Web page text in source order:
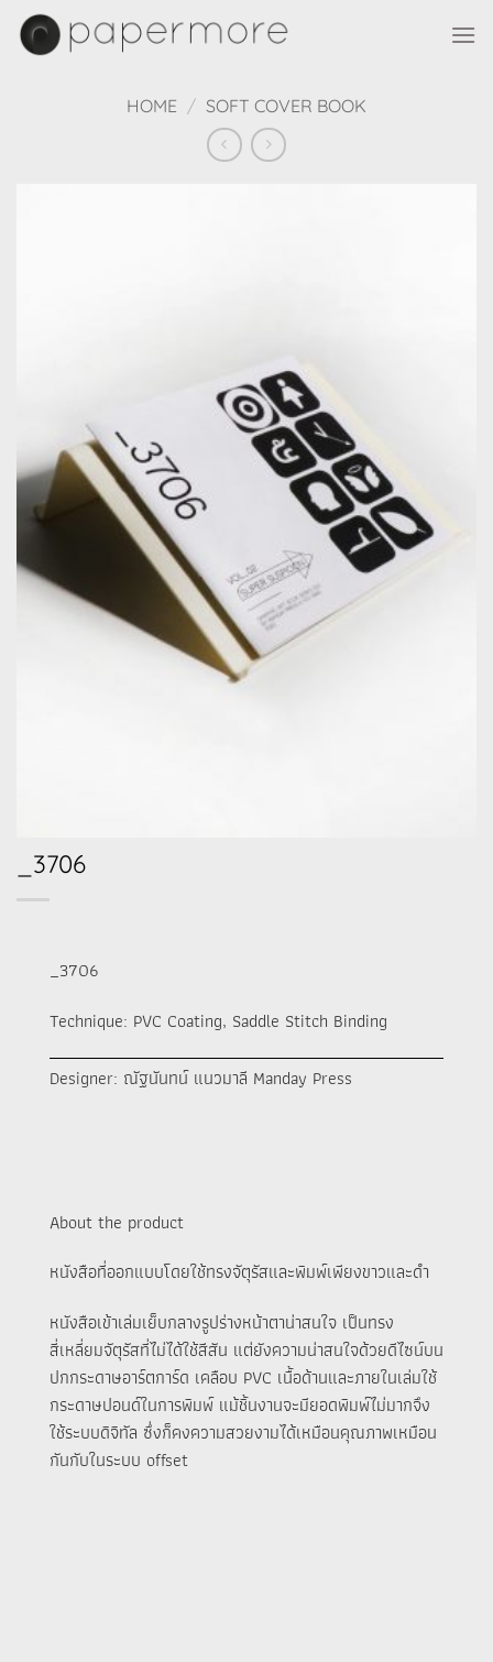
Skip
HOME / SOFT COVER BOOK
_3706
_3706
Technique: PVC Coating, Saddle Stitch Binding
Designer: ณัฐนันทน์ แนวมาลี Manday Press
About the product
หนังสือที่ออกแบบโดยใช้ทรงจัตุรัสและพิมพ์เพียงขาวและดำ
หนังสือเข้าเล่มเย็บกลางรูปร่างหน้าตาน่าสนใจ เป็นทรง
สี่เหลี่ยมจัตุรัสที่ไม่ได้ใช้สีสัน แต่ยังความน่าสนใจด้วยดีไซน์บน
ปกกระดาษอาร์ตการ์ด เคลือบ PVC เนื้อด้านและภายในเล่มใช้
กระดาษปอนด์ในการพิมพ์ แม้ชิ้นงานจะมียอดพิมพ์ไม่มากจึง
ใช้ระบบดิจิทัล ซึ่งก็คงความสวยงามได้เหมือนคุณภาพเหมือน
กันกับในระบบ offset